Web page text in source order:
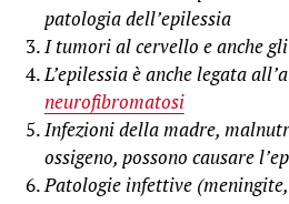
patologia dell’epilessia
I tumori al cervello e anche
L’epilessia è anche legata
neurofibromatosi
Infezioni della madre,
ossigeno, possono causare
Patologie infettive